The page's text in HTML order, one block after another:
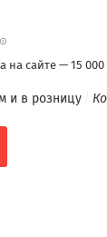
на сайте — 15 000
и в розницу